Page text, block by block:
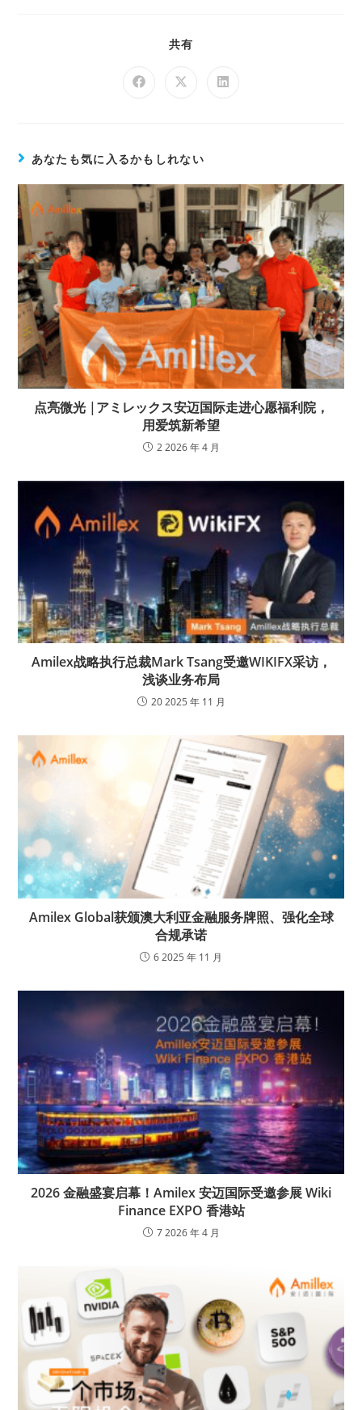
共有
あなたも気に入るかもしれない
点亮微光 |アミレックス安迈国际走进心愿福利院，
用爱筑新希望
2 2026 年 4 月
Amilex战略执行总裁Mark Tsang受邀WIKIFX采访，
浅谈业务布局
20 2025 年 11 月
Amilex Global获颁澳大利亚金融服务牌照、强化全球
合规承诺
6 2025 年 11 月
2026 金融盛宴启幕！Amilex 安迈国际受邀参展 Wiki
Finance EXPO 香港站
7 2026 年 4 月